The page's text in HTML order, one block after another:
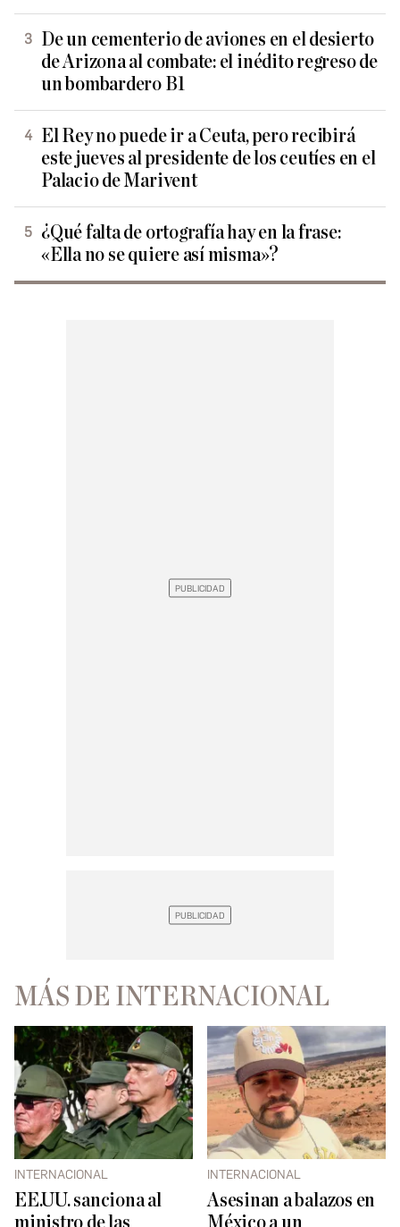
De un cementerio de aviones en el desierto
de Arizona al combate: el inédito regreso de
un bombardero B1
El Rey no puede ir a Ceuta, pero recibirá
este jueves al presidente de los ceutíes en el
Palacio de Marivent
¿Qué falta de ortografía hay en la frase:
«Ella no se quiere así misma»?
MÁS DE INTERNACIONAL
INTERNACIONAL
EE.UU. sanciona al
INTERNACIONAL
Asesinan a balazos en